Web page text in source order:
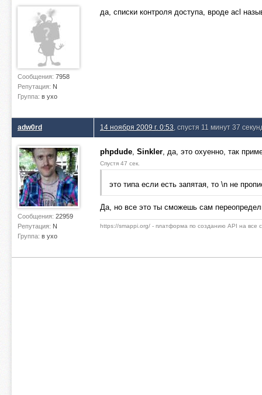
Сообщения: 7958
Репутация: N
Группа: в ухо
да, списки контроля доступа, вроде acl
adw0rd
Сообщения: 22959
Репутация: N
Группа: в ухо
14 ноября 2009 г. 0:53 , спустя 11 минут 37
phpdude, Sinkler, да, это охуенно, так
Спустя 47 сек.
это типа если есть запятая, то \n не
Да, но все это ты сможешь сам
https://smappi.org/ - платформа по созданию API на все